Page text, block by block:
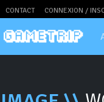
CONTACT CONNEXION /